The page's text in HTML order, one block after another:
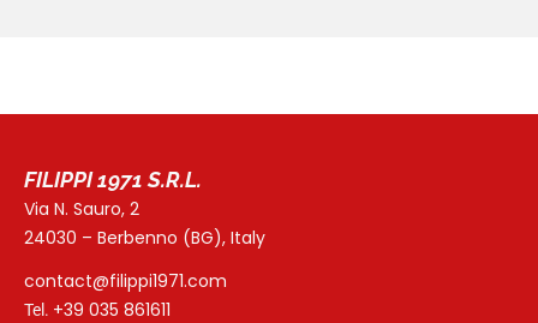
FILIPPI 1971 S.R.L.
Via N. Sauro, 2
24030 – Berbenno (BG), Italy
contact@filippi1971.com
Tel. +39 035 861611